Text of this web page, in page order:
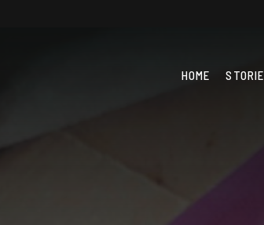
HOME STORIE